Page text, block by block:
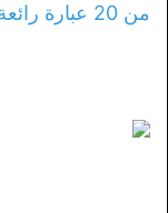
من 20 عبارة رائعة للأزواج والمخطوبين